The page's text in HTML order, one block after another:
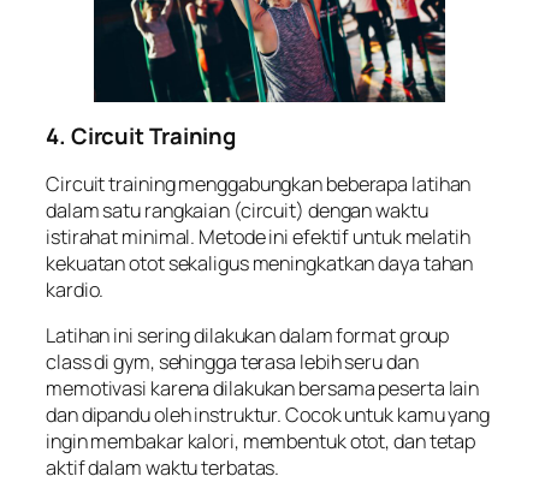
4. Circuit Training
Circuit trainingmenggabungkan beberapa latihan
dalam satu rangkaian (circuit) dengan waktu
istirahat minimal. Metode ini efektif untuk melatih
kekuatan otot sekaligus meningkatkan daya tahan
kardio.
Latihan ini sering dilakukan dalam format group
class di gym, sehingga terasa lebih seru dan
memotivasi karena dilakukan bersama peserta lain
dan dipandu oleh instruktur. Cocok untuk kamu yang
ingin membakar kalori, membentuk otot, dan tetap
aktif dalam waktu terbatas.